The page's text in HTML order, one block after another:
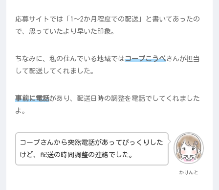
応募サイトでは「1～2か月程度での配送」と書いてあったの
で、思っていたより早いた印象。
ちなみに、私の住んでいる地域ではコープこうべさんが担当
して配送してくれました。
事前に電話があり、配送日時の調整を電話でしてくれました
よ。
かりんと
コープさんから突然電話があってびっくりした
けど、配送の時間調整の連絡でした。